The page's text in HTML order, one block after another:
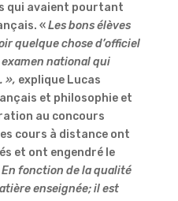
qui avaient pourtant
«Les bons élèves
quelque chose d’officiel
national qui
», explique Lucas
et philosophie et
au concours
cours à distance ont
et ont engendré le
En fonction de la qualité
enseignée; il est